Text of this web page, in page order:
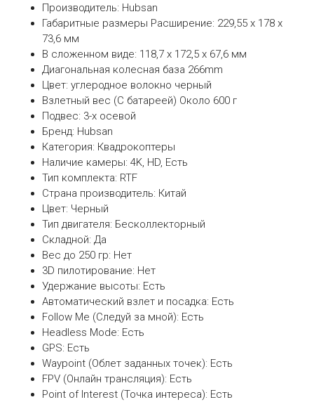
Производитель: Hubsan
Габаритные размеры Расширение: 229,55 х 178 х
73,6 мм
В сложенном виде: 118,7 х 172,5 х 67,6 мм
Диагональная колесная база 266mm
Цвет: углеродное волокно черный
Взлетный вес (С батареей) Около 600 г
Подвес: 3-х осевой
Бренд: Hubsan
Категория: Квадрокоптеры
Наличие камеры: 4K, HD, Есть
Тип комплекта: RTF
Страна производитель: Китай
Цвет: Черный
Тип двигателя: Бесколлекторный
Складной: Да
Вес до 250 гр: Нет
3D пилотирование: Нет
Удержание высоты: Есть
Автоматический взлет и посадка: Есть
Follow Me (Следуй за мной): Есть
Headless Mode: Есть
GPS: Есть
Waypoint (Облет заданных точек): Есть
FPV (Онлайн трансляция): Есть
Point of Interest (Точка интереса): Есть